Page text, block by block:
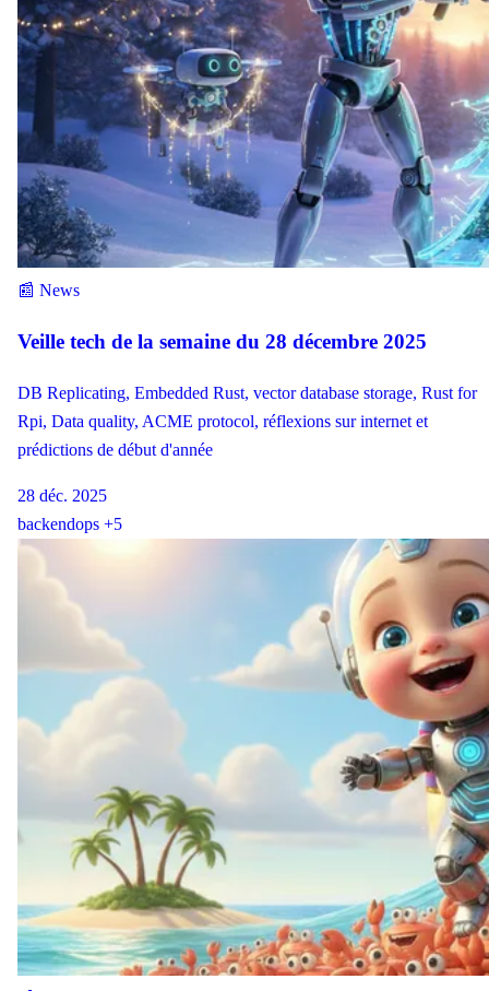
📰 News
Veille tech de la semaine du 28 décembre 2025
DB Replicating, Embedded Rust, vector database storage, Rust for
Rpi, Data quality, ACME protocol, réflexions sur internet et
prédictions de début d'année
28 déc. 2025
backendops +5